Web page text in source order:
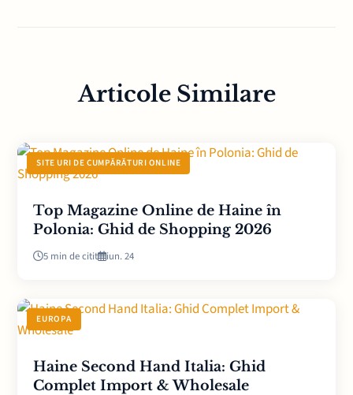
Articole Similare
SITE URI DE CUMPĂRĂTURI ONLINE
Top Magazine Online de Haine în
Polonia: Ghid de Shopping 2026
5 min de citit iun. 24
EUROPA
Haine Second Hand Italia: Ghid
Complet Import & Wholesale